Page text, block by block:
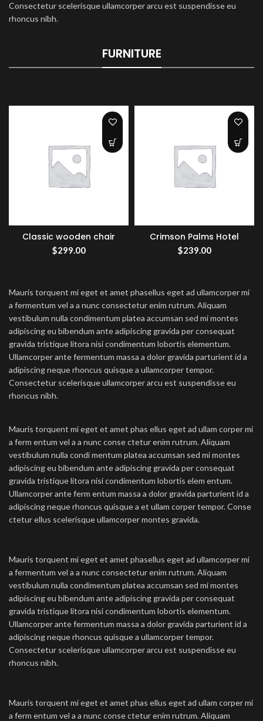
Consectetur scelerisque ullamcorper arcu est suspendisse eu
rhoncus nibh.
FURNITURE
Classic wooden chair
$299.00
Crimson Palms Hotel
$239.00
Mauris torquent mi eget et amet phasellus eget ad ullamcorper mi
a fermentum vel a a nunc consectetur enim rutrum. Aliquam
vestibulum nulla condimentum platea accumsan sed mi montes
adipiscing eu bibendum ante adipiscing gravida per consequat
gravida tristique litora nisi condimentum lobortis elementum.
Ullamcorper ante fermentum massa a dolor gravida parturient id a
adipiscing neque rhoncus quisque a ullamcorper tempor.
Consectetur scelerisque ullamcorper arcu est suspendisse eu
rhoncus nibh.
Mauris torquent mi eget et amet phas ellus eget ad ullam corper mi
a ferm entum vel a a nunc conse ctetur enim rutrum. Aliquam
vestibulum nulla condi mentum platea accumsan sed mi montes
adipiscing eu bibendum ante adipiscing gravida per consequat
gravida tristique litora nisi condimentum lobortis elem entum.
Ullamcorper ante ferm entum massa a dolor gravida parturient id a
adipiscing neque rhoncus quisque a et ullam corper tempor. Conse
ctetur ellus scelerisque ullamcorper montes gravida.
Mauris torquent mi eget et amet phasellus eget ad ullamcorper mi
a fermentum vel a a nunc consectetur enim rutrum. Aliquam
vestibulum nulla condimentum platea accumsan sed mi montes
adipiscing eu bibendum ante adipiscing gravida per consequat
gravida tristique litora nisi condimentum lobortis elementum.
Ullamcorper ante fermentum massa a dolor gravida parturient id a
adipiscing neque rhoncus quisque a ullamcorper tempor.
Consectetur scelerisque ullamcorper arcu est suspendisse eu
rhoncus nibh.
Mauris torquent mi eget et amet phas ellus eget ad ullam corper mi
a ferm entum vel a a nunc conse ctetur enim rutrum. Aliquam